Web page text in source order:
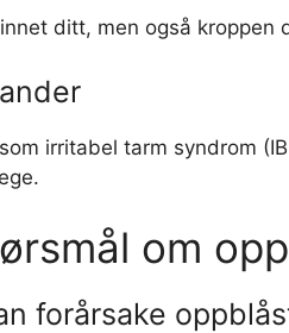
ditt, men også
irritabel tarm syndrom
om
forårsake